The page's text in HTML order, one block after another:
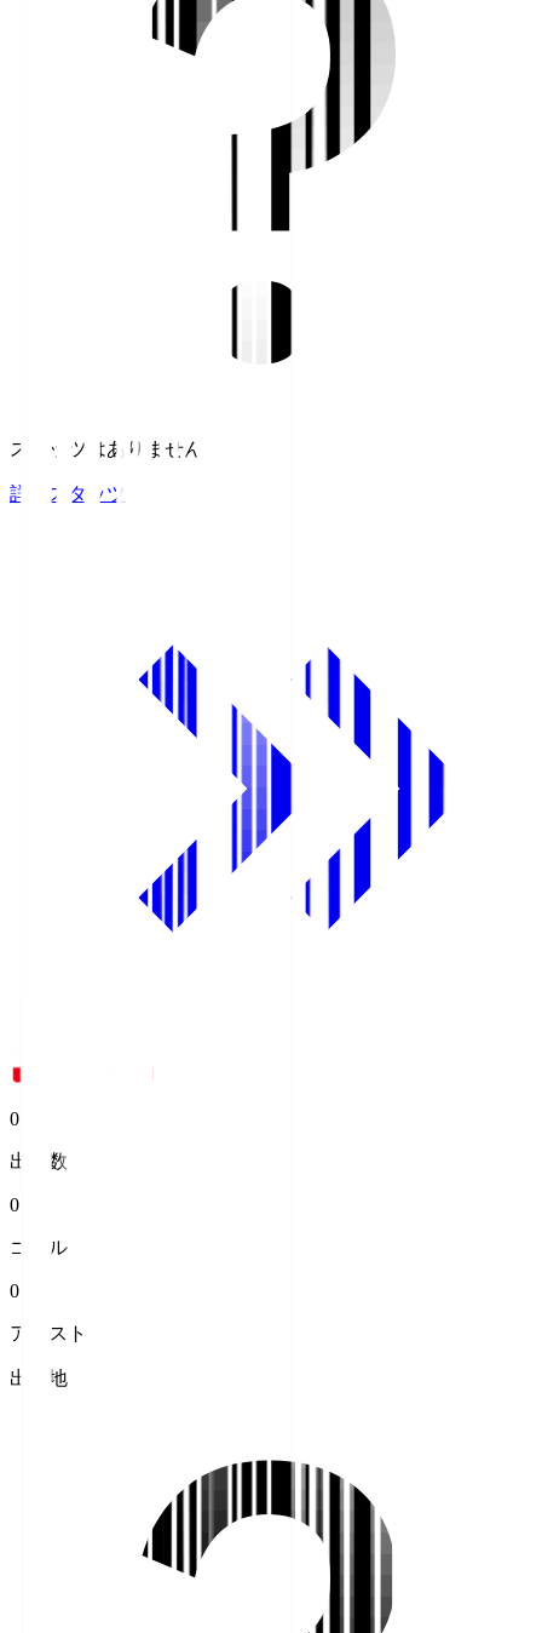
スタッツはありません。
詳細スタッツ
0
出場数
0
ゴール
0
アシスト
出身地